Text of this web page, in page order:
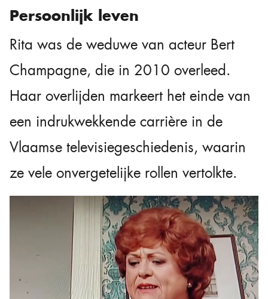
Persoonlijk leven
Rita was de weduwe van acteur Bert
Champagne, die in 2010 overleed.
Haar overlijden markeert het einde van
een indrukwekkende carrière in de
Vlaamse televisiegeschiedenis, waarin
ze vele onvergetelijke rollen vertolkte.